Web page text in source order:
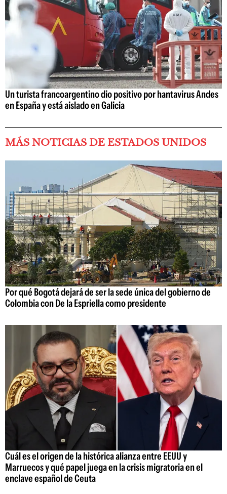
Un turista francoargentino dio positivo por hantavirus Andes
en España y está aislado en Galicia
MÁS NOTICIAS DE ESTADOS UNIDOS
Por qué Bogotá dejará de ser la sede única del gobierno de
Colombia con De la Espriella como presidente
Cuál es el origen de la histórica alianza entre EEUU y
Marruecos y qué papel juega en la crisis migratoria en el
enclave español de Ceuta